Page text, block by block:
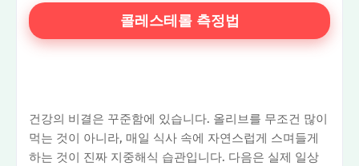
콜레스테롤 측정법
건강의 비결은 꾸준함에 있습니다. 올리브를 무조건 많이
먹는 것이 아니라, 매일 식사 속에 자연스럽게 스며들게
하는 것이 진짜 지중해식 습관입니다. 다음은 실제 일상